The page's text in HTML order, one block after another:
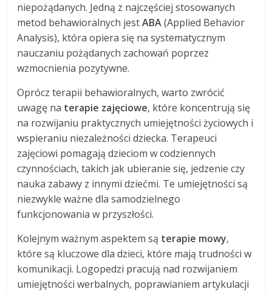
niepożądanych. Jedną z najczęściej stosowanych
metod behawioralnych jestABA(Applied Behavior
Analysis), która opiera się na systematycznym
nauczaniu pożądanych zachowań poprzez
wzmocnienia pozytywne.
Oprócz terapii behawioralnych, warto zwrócić
uwagę na terapie zajęciowe, które koncentrują się
na rozwijaniu praktycznych umiejętności życiowych i
wspieraniu niezależności dziecka. Terapeuci
zajęciowi pomagają dzieciom w codziennych
czynnościach, takich jak ubieranie się, jedzenie czy
nauka zabawy z innymi dziećmi. Te umiejętności są
niezwykle ważne dla samodzielnego
funkcjonowania w przyszłości.
Kolejnym ważnym aspektem są terapie mowy,
które są kluczowe dla dzieci, które mają trudności w
komunikacji. Logopedzi pracują nad rozwijaniem
umiejętności werbalnych, poprawianiem artykulacji